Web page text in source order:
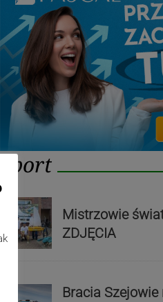
Sport
Mistrzowie
ZDJĘCIA
Bracia